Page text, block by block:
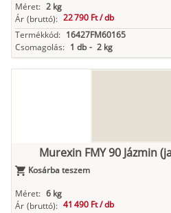
Méret: 2 kg
Ár (bruttó): 22 790 Ft /db
Termékkód: 16427FM60165
Csomagolás: 1 db - 2 kg
Murexin FMY 90 Jázmin
Kosárba teszem
Méret: 6 kg
Ár (bruttó): 41 490 Ft /db